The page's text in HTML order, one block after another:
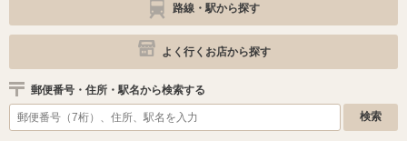
路線・駅から探す
よく行くお店から探す
郵便番号・住所・駅名から検索する